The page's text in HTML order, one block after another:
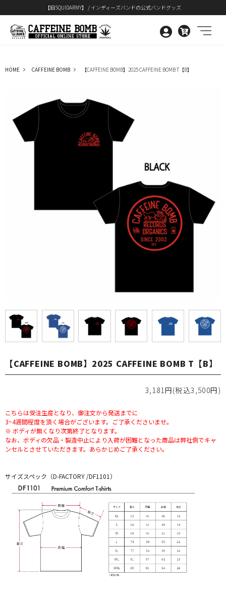
【旧SQUIDARMY】 / インディーズバンドの公式バンドグッズ
0
HOME CAFFEINE BOMB 【CAFFEINE BOMB】2025 CAFFEINE BOMB T【B】
【CAFFEINE BOMB】2025 CAFFEINE BOMB T【B】
3,181円(税込3,500円)
こちらは受注生産となり、御注文から発送までに
3~4週間程度を頂く場合がございます。ご了承くださいませ。
※ ボディが無くなり次第終了となります。
なお、ボディの欠品・製造中止により入荷が困難となった商品は弊社側でキャ
ンセルとさせていただきます。あらかじめご了承ください。
サイズスペック（D-FACTORY /DF1101）